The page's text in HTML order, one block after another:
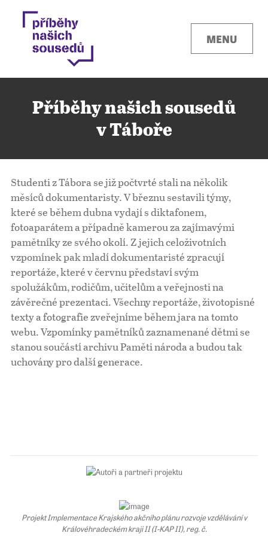
MENU
Kontakty
Místa
O projektu
Pro města
Pro školy
Příběhy našich sousedů
Příběhy našich sousedů
v Táboře
Studenti z Tábora se již počtvrté stali na několik
měsíců dokumentaristy. V březnu sestavili týmy,
které se během dubna vydají s diktafonem,
fotoaparátem a případně kamerou za zajímavými
pamětníky ze svého okolí. Z jejich celoživotních
vzpomínek pak mladí dokumentaristé zpracují
reportáže, které v červnu představí svým
spolužákům, rodičům, učitelům a veřejnosti na
závěrečné prezentaci. Všechny reportáže, životopisné
texty a fotografie zveřejníme během jara na tomto
webu. Vzpomínky pamětníků zaznamenané dětmi se
stanou součástí archivu Paměti národa a budou tak
uchovány pro další generace.
Projekt Implementace Krajského akčního plánu rozvoje vzdělávání v
Královéhradeckém kraji II (I-KAP II), reg. č.